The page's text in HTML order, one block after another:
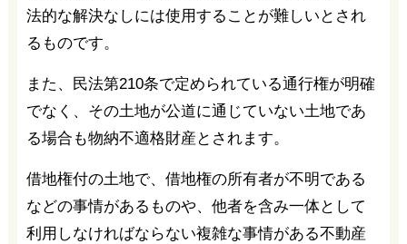
法的な解決なしには使用することが難しいとされ
るものです。
また、民法第210条で定められている通行権が明確
でなく、その土地が公道に通じていない土地であ
る場合も物納不適格財産とされます。
借地権付の土地で、借地権の所有者が不明である
などの事情があるものや、他者を含み一体として
利用しなければならない複雑な事情がある不動産